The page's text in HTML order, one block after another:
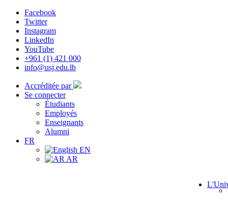
Facebook
Twitter
Instagram
LinkedIn
YouTube
+961 (1) 421 000
info@usj.edu.lb
Accréditée par
Se connecter
Étudiants
Employés
Enseignants
Alumni
FR
EN
AR